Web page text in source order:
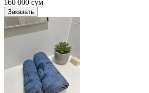
160 000 сум
Заказать